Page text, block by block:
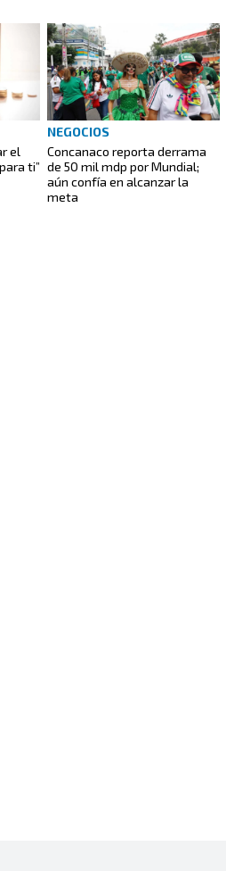
el
ti”
NEGOCIOS
Concanaco reporta derrama
de 50 mil mdp por Mundial;
aún confía en alcanzar la
meta